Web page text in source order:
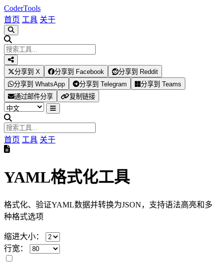
CoderTools
首页 工具 关于
分享到 X 分享到 Facebook
分享到 Reddit
分享到 WhatsApp
分享到 Telegram
分享到 Teams
通过邮件分享
复制链接
首页 工具 关于
YAML格式化工具
格式化、验证YAML数据并转换为JSON，支持语法高亮和多
种格式选项
缩进大小：
行宽：